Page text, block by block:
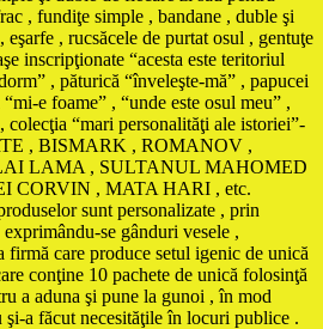
, fundiţe simple , bandane , duble şi
, rucsăcele de purtat osul , gentuţe
inscripţionate “acesta este teritoriul
, păturică “înveleşte-mă” , papucei
e foame” , “unde este osul meu” ,
colecţia “mari personalităţi ale istoriei”-
, BISMARK , ROMANOV ,
LAMA , SULTANUL MAHOMED
CORVIN , MATA HARI , etc.
sunt personalizate , prin
se gânduri vesele ,
firmă care produce setul igenic de unică
conţine 10 pachete de unică folosinţă
a aduna şi pune la gunoi , în mod
a făcut necesităţile în locuri publice .